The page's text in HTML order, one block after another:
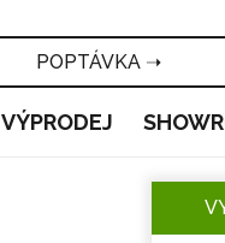
POPTÁVKA ➝
VÝPRODEJ